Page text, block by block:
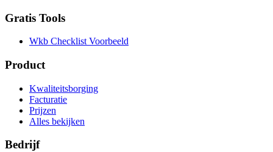
Gratis Tools
Wkb Checklist Voorbeeld
Product
Kwaliteitsborging
Facturatie
Prijzen
Alles bekijken
Bedrijf